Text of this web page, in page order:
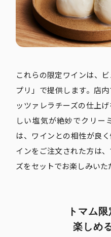
これらの限定ワインは、
プリ」で提供します。店
ッツァレラチーズの仕上
しい塩気が絶妙でクリー
は、ワインとの相性が良
インをご注文された方は
ズをセットでお楽しみいた
トマム
楽しめ